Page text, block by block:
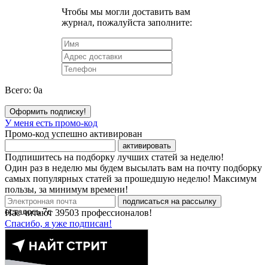
Чтобы мы могли доставить вам
журнал, пожалуйста заполните:
Всего: 0a
Оформить подписку!
У меня есть промо-код
Промо-код успешно активирован
активировать
Подпишитесь на подборку лучших статей за неделю!
Один раз в неделю мы будем высылать вам на почту подборку
самых популярных статей за прошедшую неделю! Максимум
пользы, за минимум времени!
подписаться на рассылку
Нас читают 39503 профессионалов!
Спасибо, я уже подписан!
осталось7с